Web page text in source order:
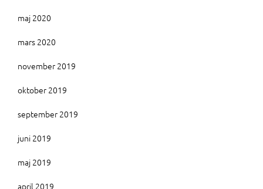
maj 2020
mars 2020
november 2019
oktober 2019
september 2019
juni 2019
maj 2019
april 2019